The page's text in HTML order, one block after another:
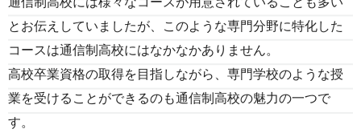
とお伝えしていましたが、このような専門分野に特化した
コースは通信制高校にはなかなかありません。
高校卒業資格の取得を目指しながら、専門学校のような授
業を受けることができるのも通信制高校の魅力の一つで
す。